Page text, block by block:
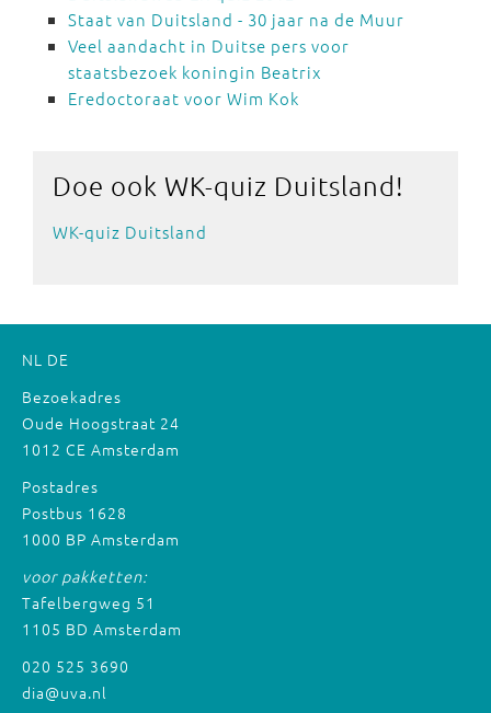
Staat van Duitsland - 30 jaar na de Muur
Veel aandacht in Duitse pers voor
staatsbezoek koningin Beatrix
Eredoctoraat voor Wim Kok
Doe ook WK-quiz Duitsland!
WK-quiz Duitsland
NL DE
Bezoekadres
Oude Hoogstraat 24
1012 CE Amsterdam
Postadres
Postbus 1628
1000 BP Amsterdam
voor pakketten:
Tafelbergweg 51
1105 BD Amsterdam
020 525 3690
dia@uva.nl